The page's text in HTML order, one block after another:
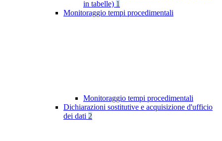
in tabelle) 1
Monitoraggio tempi procedimentali
Monitoraggio tempi procedimentali
Dichiarazioni sostitutive e acquisizione d'ufficio
dei dati 2